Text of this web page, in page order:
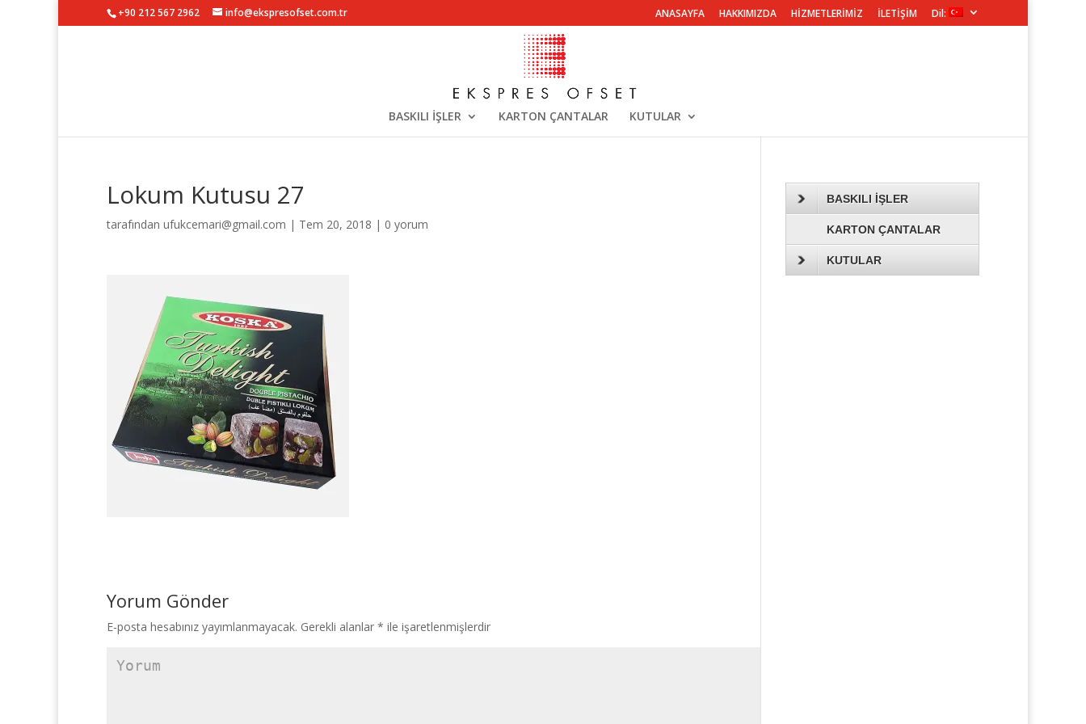
+90 212 567 2962 info@ekspresofset.com.tr ANASAYFA HAKKIMIZDA HİZMETLERİMİZ İLETİŞİM Dil:
BASKILI İŞLER KARTON ÇANTALAR KUTULAR
Lokum Kutusu 27
tarafından ufukcemari@gmail.com | Tem 20, 2018 | 0 yorum
Yorum Gönder
E-posta hesabınız yayımlanmayacak. Gerekli alanlar * ile işaretlenmişlerdir
BASKILI İŞLER
KARTON ÇANTALAR
KUTULAR